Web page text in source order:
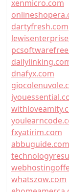
xenmicro.com
dartyfresh.com
dnafyx.com
fxyatirim.com
abbuguide.com
whatszow.com